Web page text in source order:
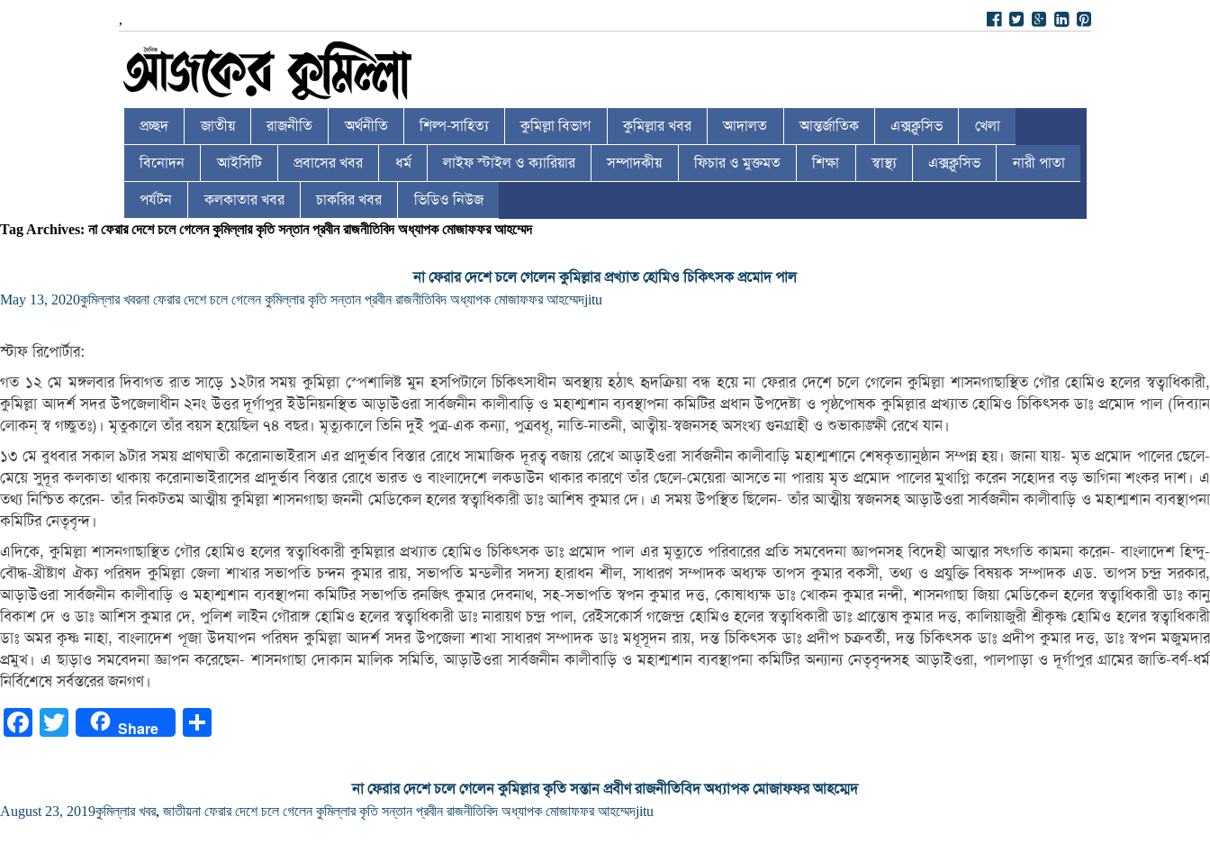
,
প্রচ্ছদ জাতীয় রাজনীতি অর্থনীতি শিল্প-সাহিত্য কুমিল্লা বিভাগ কুমিল্লার খবর আদালত আন্তর্জাতিক এক্সক্লুসিভ খেলা
বিনোদন আইসিটি প্রবাসের খবর ধর্ম লাইফ স্টাইল ও ক্যারিয়ার সম্পাদকীয় ফিচার ও মুক্তমত শিক্ষা স্বাস্থ্য এক্সক্লুসিভ নারী পাতা
পর্যটন কলকাতার খবর চাকরির খবর ভিডিও নিউজ
Tag Archives: না ফেরার দেশে চলে গেলেন কুমিল্লার কৃতি সন্তান প্রবীন রাজনীতিবিদ অধ্যাপক মোজাফফর আহম্মেদ
না ফেরার দেশে চলে গেলেন কুমিল্লার প্রখ্যাত হোমিও চিকিৎসক প্রমোদ পাল
May 13, 2020কুমিল্লার খবরনা ফেরার দেশে চলে গেলেন কুমিল্লার কৃতি সন্তান প্রবীন রাজনীতিবিদ অধ্যাপক মোজাফফর আহম্মেদjitu
স্টাফ রিপোর্টার:
গত ১২ মে মঙ্গলবার দিবাগত রাত সাড়ে ১২টার সময় কুমিল্লা স্পেশালিষ্ট মুন হসপিটালে চিকিৎসাধীন অবস্থায় হঠাৎ হৃদক্রিয়া বন্ধ হয়ে না ফেরার দেশে চলে গেলেন কুমিল্লা শাসনগাছাস্থিত গৌর হোমিও হলের স্বত্বাধিকারী,
কুমিল্লা আদর্শ সদর উপজেলাধীন ২নং উত্তর দূর্গাপুর ইউনিয়নস্থিত আড়াউওরা সার্বজনীন কালীবাড়ি ও মহাশ্মশান ব্যবস্থাপনা কমিটির প্রধান উপদেষ্টা ও পৃষ্ঠপোষক কুমিল্লার প্রখ্যাত হোমিও চিকিৎসক ডাঃ প্রমোদ পাল (দিব্যান
লোকন্ স্ব গচ্ছুতঃ)। মৃতুকালে তাঁর বয়স হয়েছিল ৭৪ বছর। মৃত্যুকালে তিনি দুই পুত্র-এক কন্যা, পুত্রবধূ, নাতি-নাতনী, আত্বীয়-স্বজনসহ অসংখ্য গুনগ্রাহী ও শুভাকাঙ্ক্ষী রেখে যান।
১৩ মে বুধবার সকাল ৯টার সময় প্রাণঘাতী করোনাভাইরাস এর প্রাদুর্ভাব বিস্তার রোধে সামাজিক দূরত্ব বজায় রেখে আড়াইওরা সার্বজনীন কালীবাড়ি মহাশ্মশানে শেষকৃত্যানুষ্ঠান সম্পন্ন হয়। জানা যায়- মৃত প্রমোদ পালের ছেলে-
মেয়ে সুদূর কলকাতা থাকায় করোনাভাইরাসের প্রাদুর্ভাব বিস্তার রোধে ভারত ও বাংলাদেশে লকডাউন থাকার কারণে তাঁর ছেলে-মেয়েরা আসতে না পারায় মৃত প্রমোদ পালের মুখাগ্নি করেন সহোদর বড় ভাগিনা শংকর দাশ। এ
তথ্য নিশ্চিত করেন- তাঁর নিকটতম আত্মীয় কুমিল্লা শাসনগাছা জননী মেডিকেল হলের স্বত্বাধিকারী ডাঃ আশিষ কুমার দে। এ সময় উপস্থিত ছিলেন- তাঁর আত্মীয় স্বজনসহ আড়াউওরা সার্বজনীন কালীবাড়ি ও মহাশ্মশান ব্যবস্থাপনা
কমিটির নেতৃবৃন্দ।
এদিকে, কুমিল্লা শাসনগাছাস্থিত গৌর হোমিও হলের স্বত্বাধিকারী কুমিল্লার প্রখ্যাত হোমিও চিকিৎসক ডাঃ প্রমোদ পাল এর মৃত্যুতে পরিবারের প্রতি সমবেদনা জ্ঞাপনসহ বিদেহী আত্মার সৎগতি কামনা করেন- বাংলাদেশ হিন্দু-
বৌদ্ধ-খ্রীষ্টাণ ঐক্য পরিষদ কুমিল্লা জেলা শাখার সভাপতি চন্দন কুমার রায়, সভাপতি মন্ডলীর সদস্য হারাধন শীল, সাধারণ সম্পাদক অধ্যক্ষ তাপস কুমার বকসী, তথ্য ও প্রযুক্তি বিষয়ক সম্পাদক এড. তাপস চন্দ্র সরকার,
আড়াউওরা সার্বজনীন কালীবাড়ি ও মহাশ্মশান ব্যবস্থাপনা কমিটির সভাপতি রনজিৎ কুমার দেবনাথ, সহ-সভাপতি স্বপন কুমার দত্ত, কোষাধ্যক্ষ ডাঃ খোকন কুমার নন্দী, শাসনগাছা জিয়া মেডিকেল হলের স্বত্বাধিকারী ডাঃ কানু
বিকাশ দে ও ডাঃ আশিস কুমার দে, পুলিশ লাইন গৌরাঙ্গ হোমিও হলের স্বত্বাধিকারী ডাঃ নারায়ণ চন্দ্র পাল, রেইসকোর্স গজেন্দ্র হোমিও হলের স্বত্বাধিকারী ডাঃ প্রান্তোষ কুমার দত্ত, কালিয়াজুরী শ্রীকৃষ্ণ হোমিও হলের স্বত্বাধিকারী
ডাঃ অমর কৃষ্ণ নাহা, বাংলাদেশ পূজা উদযাপন পরিষদ কুমিল্লা আদর্শ সদর উপজেলা শাখা সাধারণ সম্পাদক ডাঃ মধূসূদন রায়, দন্ত চিকিৎসক ডাঃ প্রদীপ চক্রবর্তী, দন্ত চিকিৎসক ডাঃ প্রদীপ কুমার দত্ত, ডাঃ স্বপন মজুমদার
প্রমুখ। এ ছাড়াও সমবেদনা জ্ঞাপন করেছেন- শাসনগাছা দোকান মালিক সমিতি, আড়াউওরা সার্বজনীন কালীবাড়ি ও মহাশ্মশান ব্যবস্থাপনা কমিটির অন্যান্য নেতৃবৃন্দসহ আড়াইওরা, পালপাড়া ও দূর্গাপুর গ্রামের জাতি-বর্ণ-ধর্ম
নির্বিশেষে সর্বস্তরের জনগণ।
FacebookTwitter Share
না ফেরার দেশে চলে গেলেন কুমিল্লার কৃতি সন্তান প্রবীণ রাজনীতিবিদ অধ্যাপক মোজাফফর আহম্মেদ
August 23, 2019কুমিল্লার খবর, জাতীয়না ফেরার দেশে চলে গেলেন কুমিল্লার কৃতি সন্তান প্রবীন রাজনীতিবিদ অধ্যাপক মোজাফফর আহম্মেদjitu